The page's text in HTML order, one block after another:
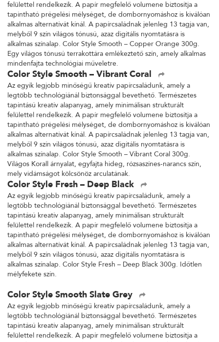
felülettel rendelkezik. A papír megfelelő volumene biztosítja a
tapintható prégelési mélységet, de dombornyomáshoz is kiválóan
alkalmas alternatívát kínál. A papírcsaládnak jelenleg 13 tagja van,
melyből 9 szín világos tónusú, azaz digitális nyomtatásra is
alkalmas színalap. Color Style Smooth – Copper Orange 300g.
Egy világos tónusú terrakottára emlékeztető szín, amely alkalmas
mindenfajta technológiai műveletre.
Color Style Smooth – Vibrant Coral
Az egyik legjobb minőségű kreatív papírcsaládunk, amely a
legtöbb technológiánál biztonsággal bevethető. Természetes
tapintású kreatív alapanyag, amely minimálisan strukturált
felülettel rendelkezik. A papír megfelelő volumene biztosítja a
tapintható prégelési mélységet, de dombornyomáshoz is kiválóan
alkalmas alternatívát kínál. A papírcsaládnak jelenleg 13 tagja van,
melyből 9 szín világos tónusú, azaz digitális nyomtatásra is
alkalmas színalap. Color Style Smooth – Vibrant Coral 300g.
Világos Korall árnyalat, egyfajta hideg, rózsaszínes-narancs szín,
mely vidámságot kölcsönöz arculatának.
Color Style Fresh – Deep Black
Az egyik legjobb minőségű kreatív papírcsaládunk, amely a
legtöbb technológiánál biztonsággal bevethető. Természetes
tapintású kreatív alapanyag, amely minimálisan strukturált
felülettel rendelkezik. A papír megfelelő volumene biztosítja a
tapintható prégelési mélységet, de dombornyomáshoz is kiválóan
alkalmas alternatívát kínál. A papírcsaládnak jelenleg 13 tagja van,
melyből 9 szín világos tónusú, azaz digitális nyomtatásra is
alkalmas színalap. Color Style Fresh – Deep Black 300g. Időtlen
mélyfekete szín.
Color Style Smooth Slate Grey
Az egyik legjobb minőségű kreatív papírcsaládunk, amely a
legtöbb technológiánál biztonsággal bevethető. Természetes
tapintású kreatív alapanyag, amely minimálisan strukturált
felülettel rendelkezik. A papír megfelelő volumene biztosítja a